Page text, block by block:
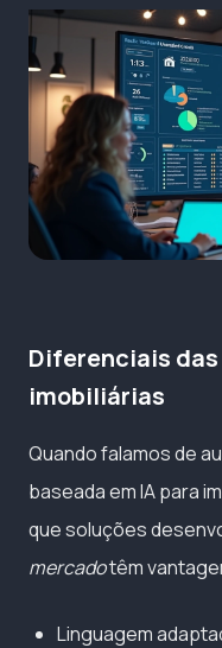
Diferenciais
imobiliárias
Quando falamos de
baseada em IA para
que soluções
mercadotêm
Linguagem